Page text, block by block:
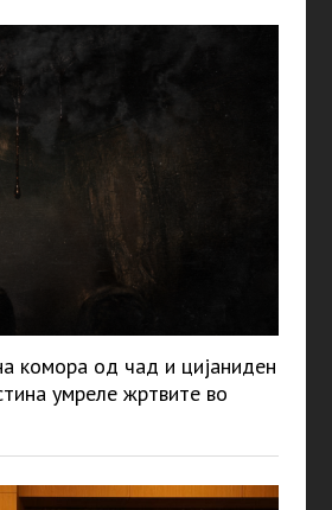
комора од чад и цијаниден
умреле жртвите во